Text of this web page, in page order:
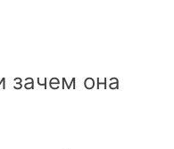
зачем она